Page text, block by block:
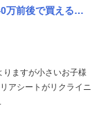
万前後で買える物
い。 宜しくお願...
ますが小さいお子様
アシートがリクライニ